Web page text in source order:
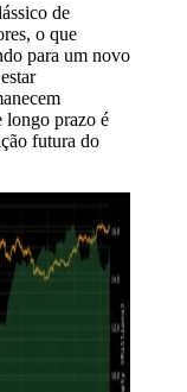
de
o que
para um novo
longo prazo é
futura do